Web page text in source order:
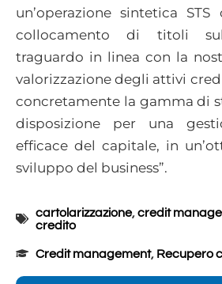
un’operazione sintetica
collocamento di titoli
traguardo in linea con la
valorizzazione degli attivi
concretamente la gamma di
disposizione per una
efficace del capitale, in
sviluppo del business”.
cartolarizzazione,credit
credito
Credit management, Recupero